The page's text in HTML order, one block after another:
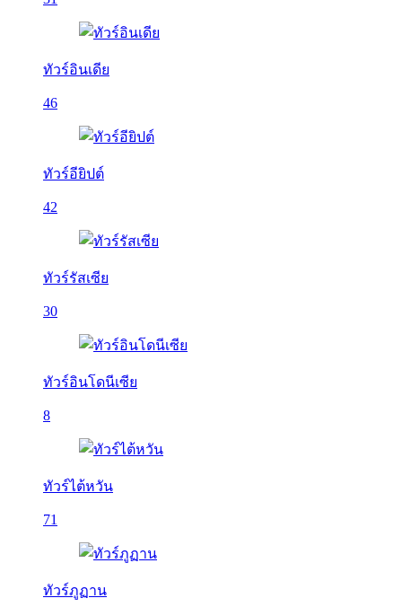
ทัวร์อินเดีย
46
ทัวร์อียิปต์
42
ทัวร์รัสเซีย
30
ทัวร์อินโดนีเซีย
8
ทัวร์ไต้หวัน
71
ทัวร์ภูฏาน